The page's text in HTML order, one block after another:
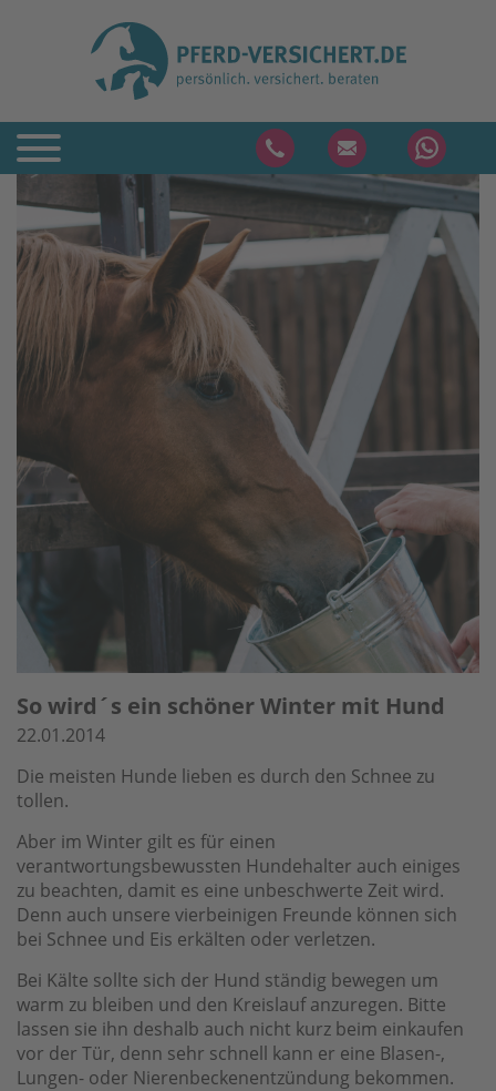
So wird´s ein schöner Winter mit Hund
22.01.2014
Die meisten Hunde lieben es durch den Schnee zu
tollen.
Aber im Winter gilt es für einen
verantwortungsbewussten Hundehalter auch einiges
zu beachten, damit es eine unbeschwerte Zeit wird.
Denn auch unsere vierbeinigen Freunde können sich
bei Schnee und Eis erkälten oder verletzen.
Bei Kälte sollte sich der Hund ständig bewegen um
warm zu bleiben und den Kreislauf anzuregen. Bitte
lassen sie ihn deshalb auch nicht kurz beim einkaufen
vor der Tür, denn sehr schnell kann er eine Blasen-,
Lungen- oder Nierenbeckenentzündung bekommen.